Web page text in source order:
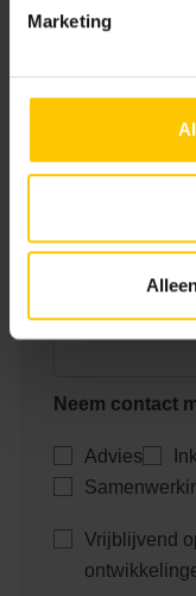
Marketing
E-
Jouw
Neem contact
Advies
Vrijblijvend